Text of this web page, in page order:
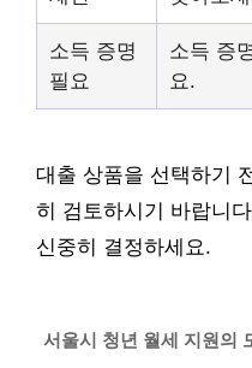
소득 증명
필요
소득 증
요.
대출 상품을 선택하기
히 검토하시기 바랍니
신중히 결정하세요.
서울시 청년 월세 지원의